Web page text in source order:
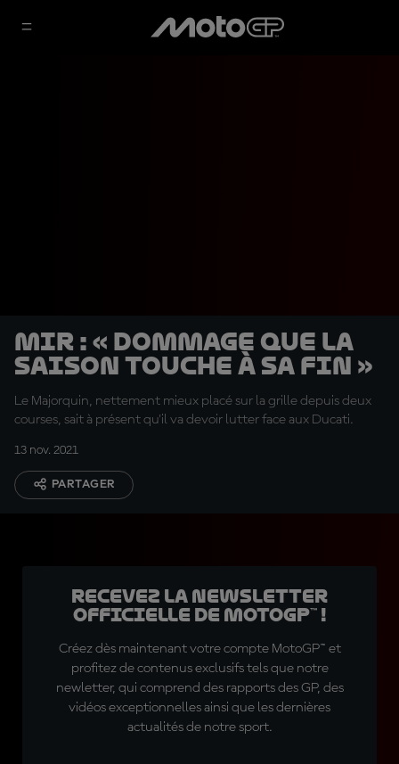
Mir : « Dommage que la
saison touche à sa fin »
Le Majorquin, nettement mieux placé sur la grille depuis deux
courses, sait à présent qu'il va devoir lutter face aux Ducati.
13 nov. 2021
PARTAGER
Recevez la Newsletter
officielle de MotoGP™ !
Créez dès maintenant votre compte MotoGP™ et
profitez de contenus exclusifs tels que notre
newletter, qui comprend des rapports des GP, des
vidéos exceptionnelles ainsi que les dernières
actualités de notre sport.